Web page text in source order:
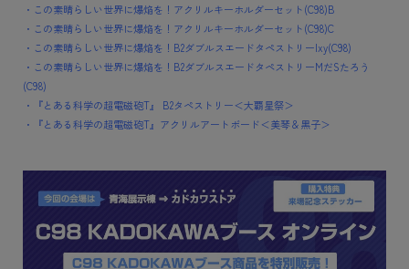
・この素晴らしい世界に爆焔を！アクリルキーホルダーセット(C98)B
・この素晴らしい世界に爆焔を！アクリルキーホルダーセット(C98)C
・この素晴らしい世界に爆焔を！B2ダブルスエードタペストリーIxy(C98)
・この素晴らしい世界に爆焔を！B2ダブルスエードタペストリーMだSたろう
(C98)
・『とある科学の超電磁砲T』 B2タペストリー＜大覇星祭＞
・『とある科学の超電磁砲T』アクリルアートボード＜美琴＆黒子＞